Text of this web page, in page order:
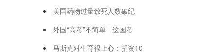
美国药物过量致死人数破纪
外国“高考”不简单！这国考
马斯克对生育很上心：捐资10